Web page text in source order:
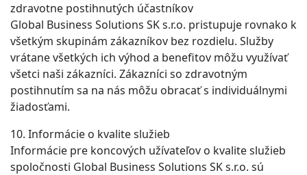
zdravotne postihnutých účastníkov
Global Business Solutions SK s.r.o. pristupuje rovnako k
všetkým skupinám zákazníkov bez rozdielu. Služby
vrátane všetkých ich výhod a benefitov môžu využívať
všetci naši zákazníci. Zákazníci so zdravotným
postihnutím sa na nás môžu obracať s individuálnymi
žiadosťami.
10. Informácie o kvalite služieb
Informácie pre koncových užívateľov o kvalite služieb
spoločnosti Global Business Solutions SK s.r.o. sú